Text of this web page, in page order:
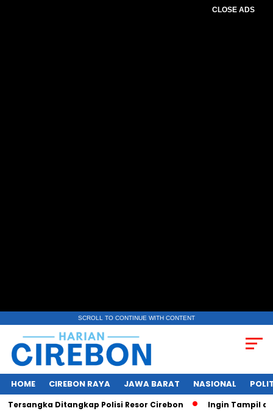
CLOSE ADS
SCROLL TO CONTINUE WITH CONTENT
HOME CIREBON RAYA JAWA BARAT NASIONAL
Ditangkap Polisi Resor Cirebon Ingin Tampil di